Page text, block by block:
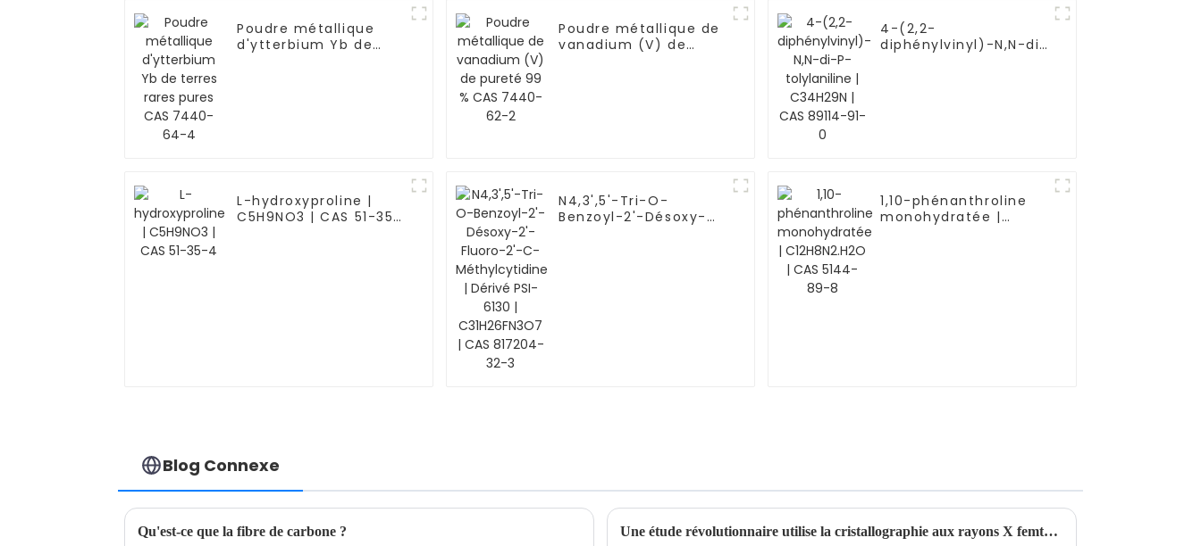
Poudre métallique
d'ytterbium Yb de
Poudre métallique de
vanadium (V) de
4-(2,2-
diphénylvinyl)-N,N-di-
L-hydroxyproline |
C5H9NO3 | CAS 51-35-
N4,3',5'-Tri-O-
Benzoyl-2'-Désoxy-
1,10-phénanthroline
monohydratée |
Blog Connexe
Qu'est-ce que la fibre de carbone ? Une étude révolutionnaire utilise la cristallographie aux rayons X femtoseconde pour caractériser la structure dynamique 3D des MOF